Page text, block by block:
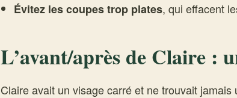
Évitez les coupes trop plates, qui effacent
L’avant/après de Claire :
Claire avait un visage carré et ne trouvait jamais